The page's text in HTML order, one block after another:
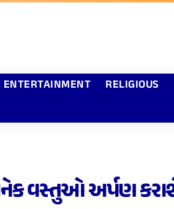
ENTERTAINMENT RELIGIOUS
વસ્તુઓ અર્પણ